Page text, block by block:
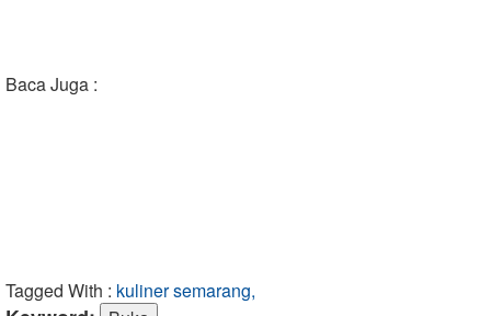
Baca Juga :
Tagged With : kuliner semarang,